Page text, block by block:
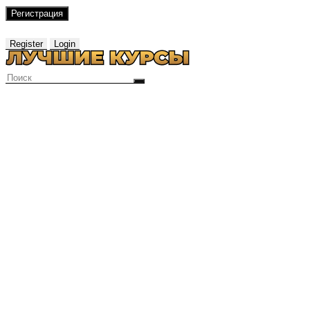
Регистрация
Register Login